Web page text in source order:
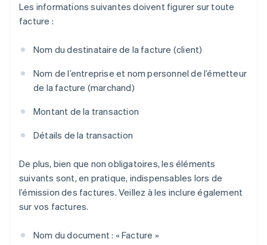
Les informations suivantes doivent figurer sur toute
facture :
Nom du destinataire de la facture (client)
Nom de l’entreprise et nom personnel de l’émetteur
de la facture (marchand)
Montant de la transaction
Détails de la transaction
De plus, bien que non obligatoires, les éléments
suivants sont, en pratique, indispensables lors de
l’émission des factures. Veillez à les inclure également
sur vos factures.
Nom du document : « Facture »